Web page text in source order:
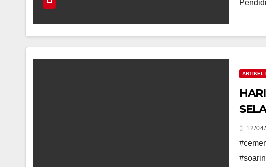
ARTIKEL
HARIAN
12/